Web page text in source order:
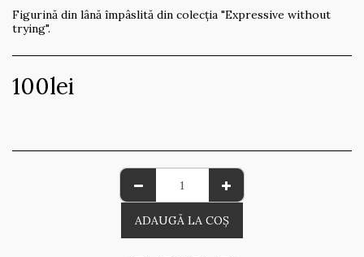
Figurină din lână împâslită din colecția "Expressive without
trying".
100lei
ADAUGĂ LA COŞ